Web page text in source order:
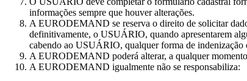
informações sempre que houver alterações.
A EURODEMAND se reserva o direito de solicitar
definitivamente, o USUÁRIO, quando apresentarem
cabendo ao USUÁRIO, qualquer forma de indenização
A EURODEMAND poderá alterar, a qualquer
A EURODEMAND igualmente não se responsabiliza: